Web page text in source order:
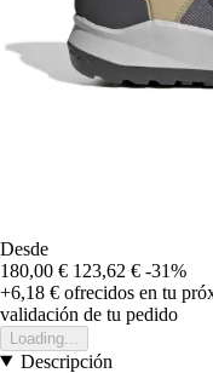
Desde
180,00 € 123,62 € -31%
+6,18 € ofrecidos en tu
validación de tu pedido
Loading...
Descripción